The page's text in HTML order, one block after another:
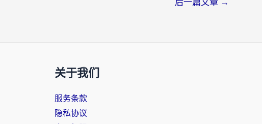
后一篇文章 →
关于我们
服务条款
隐私协议